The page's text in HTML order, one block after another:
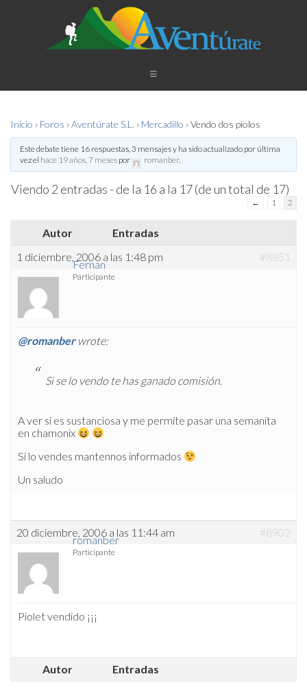
Inicio › Foros ›Aventúrate S.L. › Mercadillo ›Vendo dos piolos
Este debate tiene 16 respuestas, 3 mensajes y ha sido actualizado por última
vez el hace 19 años, 7 mesespor romanber.
Viendo 2 entradas - de la 16 a la 17 (de un total de 17)
← 1 2
Autor
Entradas
1 diciembre, 2006 a las 1:48 pm
#8851
Fernan
Participante
@romanberwrote:
Si se lo vendo te has ganado comisión.
A ver si es sustanciosa y me permite pasar una semanita
en chamonix
Si lo vendes mantennos informados
Un saludo
20 diciembre, 2006 a las 11:44 am #8902
romanber
Participante
Piolet vendido ¡¡¡
Autor Entradas